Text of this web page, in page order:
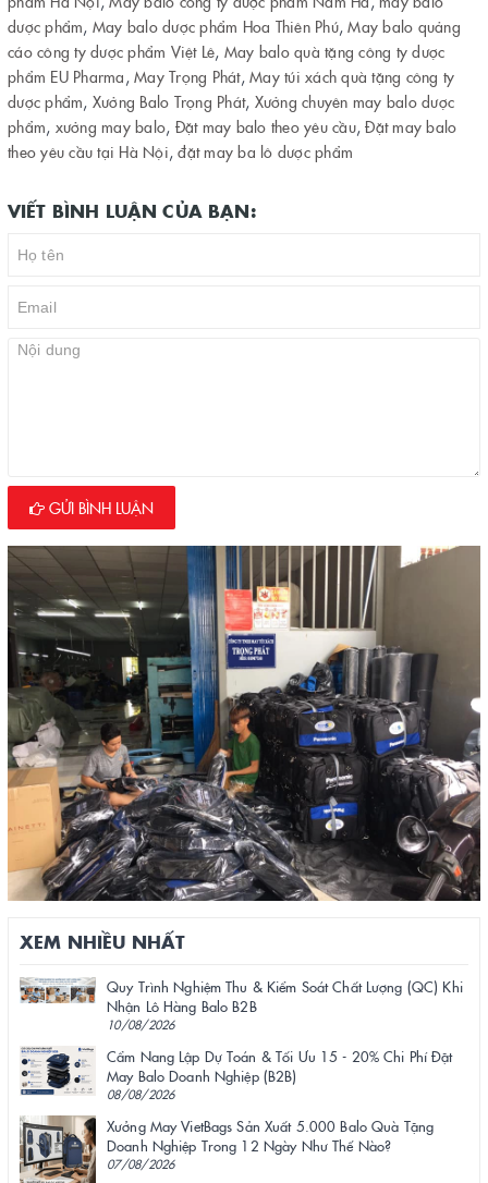
dược phẩm, May balo dược phẩm Hoa Thiên Phú,May balo quảng
cáo công ty dược phẩm Việt Lê, May balo quà tặng công ty dược
phẩm EU Pharma, May Trọng Phát, May túi xách quà tặng công ty
dược phẩm, Xưởng Balo Trọng Phát, Xưởng chuyên may balo dược
phẩm, xưởng may balo, Đặt may balo theo yêu cầu,Đặt may balo
theo yêu cầu tại Hà Nội,đặt may ba lô dược phẩm
VIẾT BÌNH LUẬN CỦA BẠN:
GỬI BÌNH LUẬN
XEM NHIỀU NHẤT
Quy Trình Nghiệm Thu & Kiểm Soát Chất Lượng (QC) Khi
Nhận Lô Hàng Balo B2B
10/08/2026
Cẩm Nang Lập Dự Toán & Tối Ưu 15 - 20% Chi Phí Đặt
May Balo Doanh Nghiệp (B2B)
08/08/2026
Xưởng May VietBags Sản Xuất 5.000 Balo Quà Tặng
Doanh Nghiệp Trong 12 Ngày Như Thế Nào?
07/08/2026